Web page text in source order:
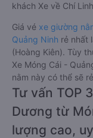
khách Xe về Chí
Giá vé xe giường
Quảng Ninh rẻ nhất
(Hoàng Kiên). Tùy
Xe Móng Cái -
nằm này có thể sẽ
Tư vấn TOP
Dương từ
lượng cao,